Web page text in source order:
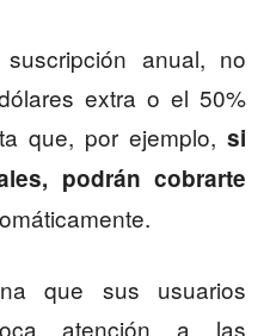
anual, no
extra o el 50%
que, por ejemplo, si
podrán cobrarte
que sus usuarios
atención a las